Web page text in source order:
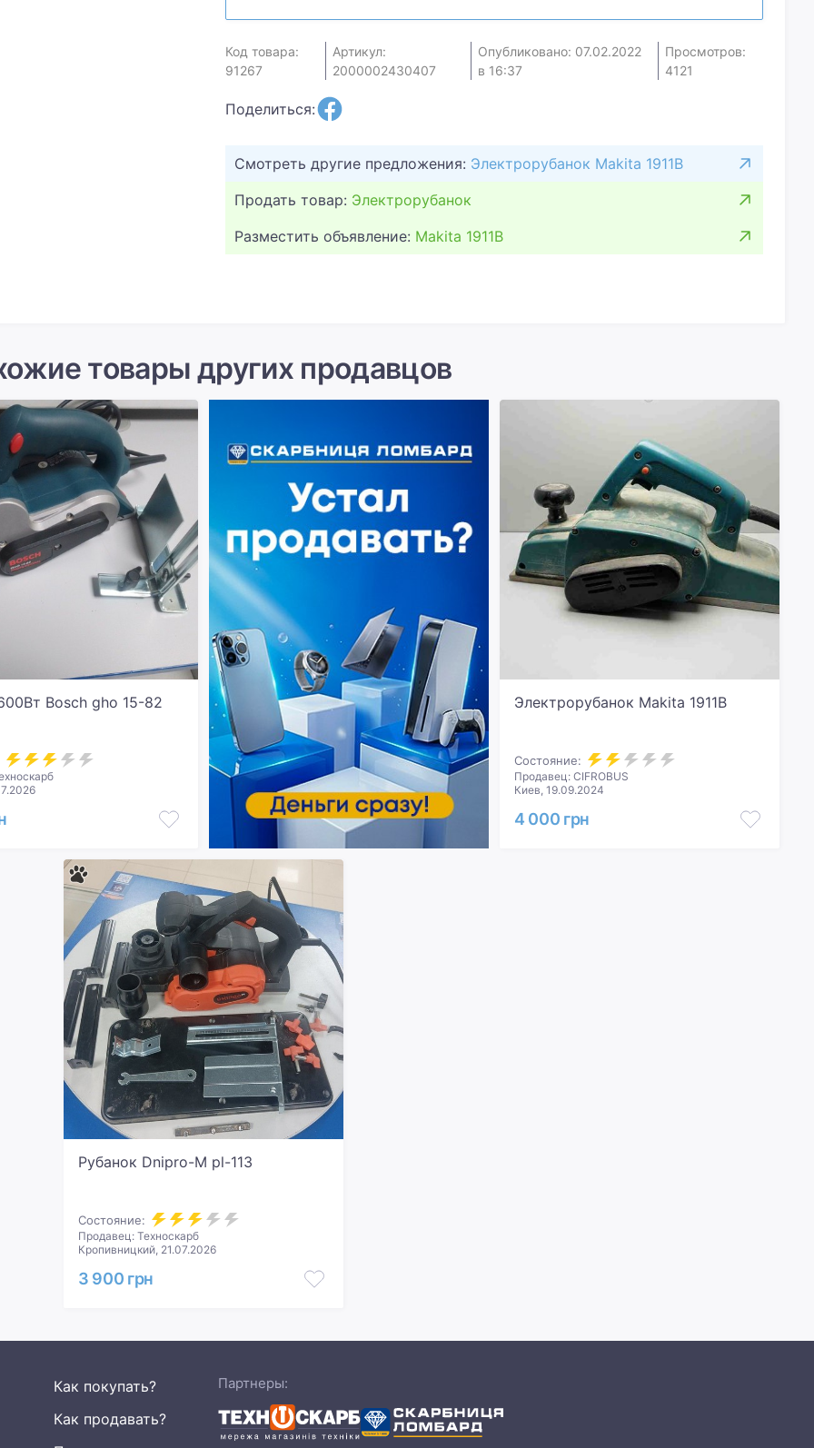
Код товара:
91267
Артикул:
2000002430407
Опубликовано: 07.02.2022
в 16:37
Просмотров:
4121
Поделиться:
Смотреть другие предложения: Электрорубанок Makita 1911B
Продать товар: Электрорубанок
Разместить объявление: Makita 1911B
товары других продавцов
Bosch gho 15-82 Электрорубанок Makita 1911B
Состояние:
Продавец: CIFROBUS
Киев, 19.09.2024
4 000 грн
Рубанок Dnipro-M pl-113
Состояние:
Продавец: Техноскарб
Кропивницкий, 21.07.2026
3 900 грн
Как покупать?
Как продавать?
Партнеры: